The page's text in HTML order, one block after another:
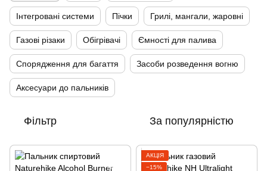
Інтегровані системи Пічки Грилі, мангали, жаровні
Газові різаки Обігрівачі Ємності для палива
Спорядження для багаття Засоби розведення вогню
Аксесуари до пальників
Фільтр За популярністю
АКЦІЯ
−15%